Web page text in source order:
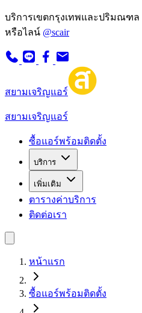
บริการเขตกรุงเทพและปริมณฑล
หรือไลน์ @scair
สยามเจริญแอร์
สยามเจริญแอร์
ซื้อแอร์พร้อมติดตั้ง
บริการ
เพิ่มเติม
ตารางค่าบริการ
ติดต่อเรา
หน้าแรก
ซื้อแอร์พร้อมติดตั้ง